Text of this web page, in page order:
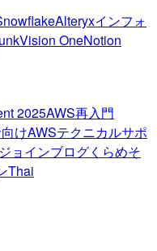
Alteryxインフォ
Vision OneNotion
2025AWS再入門
けAWSテクニカルサポ
ジョインブログくらめそ
Thai